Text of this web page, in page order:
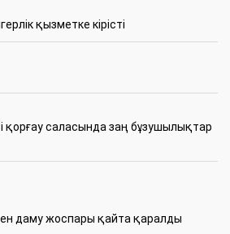
қызметке кірісті
қорғау саласында заң бұзушылықтар
даму жоспары қайта қаралды